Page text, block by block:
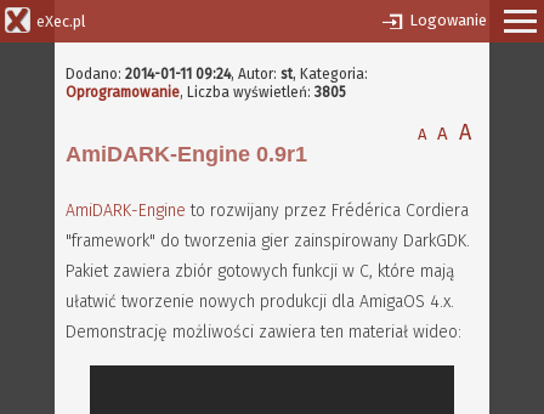
eXec.pl Logowanie
Dodano: 2014-01-11 09:24, Autor: st, Kategoria:
Oprogramowanie, Liczba wyświetleń: 3805
A A A
AmiDARK-Engine 0.9r1
AmiDARK-Engine to rozwijany przez Frédérica Cordiera
"framework" do tworzenia gier zainspirowany DarkGDK.
Pakiet zawiera zbiór gotowych funkcji w C, które mają
ułatwić tworzenie nowych produkcji dla AmigaOS 4.x.
Demonstrację możliwości zawiera ten materiał wideo: